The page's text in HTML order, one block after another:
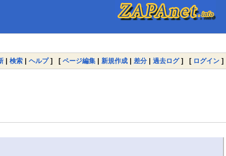
| 検索 | ヘルプ] [ ページ編集 | 新規作成 | 差分 | 過去ログ] [ ログイン ]